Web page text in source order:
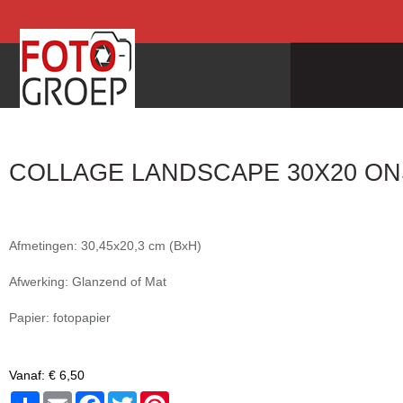
COLLAGE LANDSCAPE 30X20
Afmetingen: 30,45x20,3 cm (BxH)
Afwerking: Glanzend of Mat
Papier: fotopapier
Vanaf: € 6,50
Share Email Facebook
Twitter